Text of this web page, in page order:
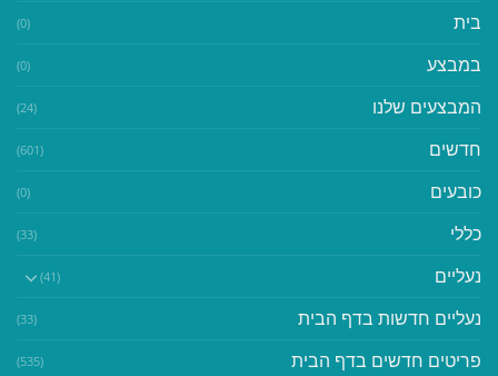
בית (0)
במבצע (0)
המבצעים שלנו (24)
חדשים (601)
כובעים (0)
כללי (33)
נעליים (41)
נעליים חדשות בדף הבית (33)
פריטים חדשים בדף הבית (535)